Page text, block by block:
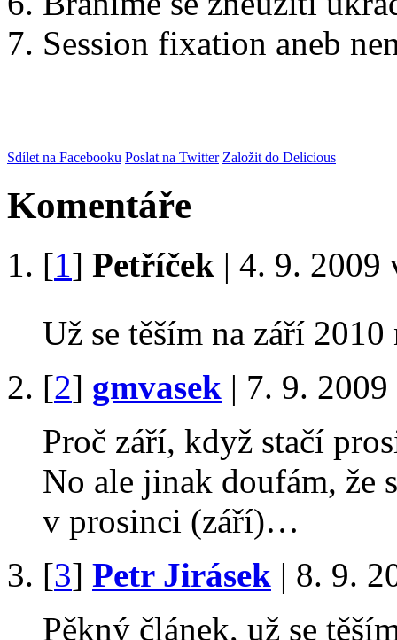
Session fixation aneb
Sdílet na Facebooku Poslat na Twitter Založit do Delicious
Komentáře
[1] Petříček | 4. 9. 2009
Už se těším na září
[2] gmvasek | 7. 9.
Proč září, když stačí
No ale jinak doufám, že
v prosinci (září)…
[3] Petr Jirásek | 8. 9.
Pěkný článek, už se